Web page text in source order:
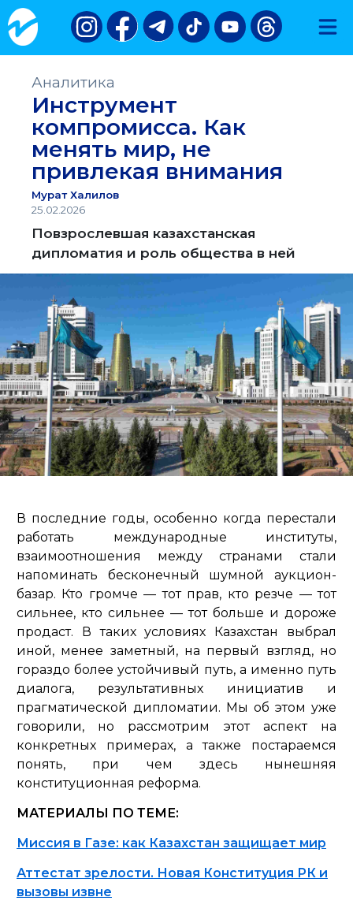
Аналитика
Инструмент
компромисса. Как
менять мир, не
привлекая внимания
Мурат Халилов
25.02.2026
Повзрослевшая казахстанская
дипломатия и роль общества в ней
В последние годы, особенно когда перестали
работать международные институты,
взаимоотношения между странами стали
напоминать бесконечный шумной аукцион-
базар. Кто громче — тот прав, кто резче — тот
сильнее, кто сильнее — тот больше и дороже
продаст. В таких условиях Казахстан выбрал
иной, менее заметный, на первый взгляд, но
гораздо более устойчивый путь, а именно путь
диалога, результативных инициатив и
прагматической дипломатии. Мы об этом уже
говорили, но рассмотрим этот аспект на
конкретных примерах, а также постараемся
понять, при чем здесь нынешняя
конституционная реформа.
МАТЕРИАЛЫ ПО ТЕМЕ:
Миссия в Газе: как Казахстан защищает мир
Аттестат зрелости. Новая Конституция РК и
вызовы извне